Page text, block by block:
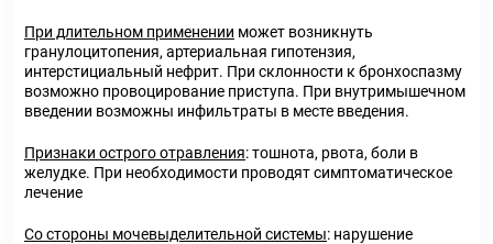
При длительном применении может возникнуть
гранулоцитопения, артериальная гипотензия,
интерстициальный нефрит. При склонности к бронхоспазму
возможно провоцирование приступа. При внутримышечном
введении возможны инфильтраты в месте введения.
Признаки острого отравления: тошнота, рвота, боли в
желудке. При необходимости проводят симптоматическое
лечение
Со стороны мочевыделительной системы: нарушение